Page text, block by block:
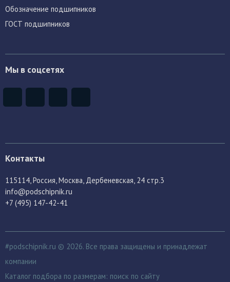
Обозначение подшипников
ГОСТ подшипников
Мы в соцсетях
Контакты
115114 , Россия, Москва, Дербеневская, 24 стр.3
info@podschipnik.ru
+7 (495) 147-42-41
#podschipnik.ru © 2026. Все права защищены и принадлежат
компании
Каталог подбора по размерам: поиск по сайту